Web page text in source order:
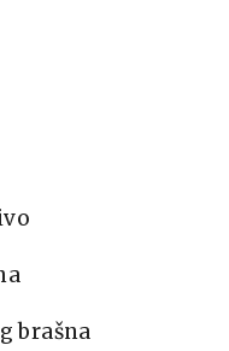
brašna